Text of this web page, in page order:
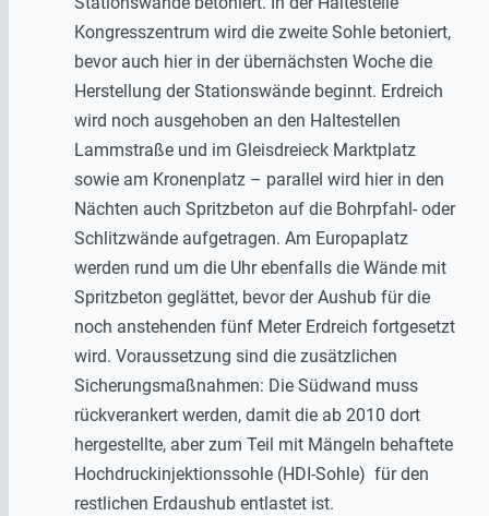
Kongresszentrum wird die zweite Sohle betoniert,
bevor auch hier in der übernächsten Woche die
Herstellung der Stationswände beginnt. Erdreich
wird noch ausgehoben an den Haltestellen
Lammstraße und im Gleisdreieck Marktplatz
sowie am Kronenplatz – parallel wird hier in den
Nächten auch Spritzbeton auf die Bohrpfahl- oder
Schlitzwände aufgetragen. Am Europaplatz
werden rund um die Uhr ebenfalls die Wände mit
Spritzbeton geglättet, bevor der Aushub für die
noch anstehenden fünf Meter Erdreich fortgesetzt
wird. Voraussetzung sind die zusätzlichen
Sicherungsmaßnahmen: Die Südwand muss
rückverankert werden, damit die ab 2010 dort
hergestellte, aber zum Teil mit Mängeln behaftete
Hochdruckinjektionssohle (HDI-Sohle) für den
restlichen Erdaushub entlastet ist.